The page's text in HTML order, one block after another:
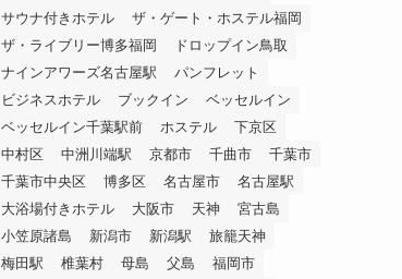
サウナ付きホテル
ザ・ゲート・ホステル福岡
ザ・ライブリー博多福岡
ドロップイン鳥取
ナインアワーズ名古屋駅
パンフレット
ビジネスホテル
ブックイン
ベッセルイン
ベッセルイン千葉駅前
ホステル
下京区
中村区
中洲川端駅 京都市 千曲市
千葉市
千葉市中央区
博多区 名古屋市
名古屋駅
大浴場付きホテル
大阪市 天神
宮古島
小笠原諸島
新潟市 新潟駅
旅籠天神
梅田駅
椎葉村 母島 父島 福岡市